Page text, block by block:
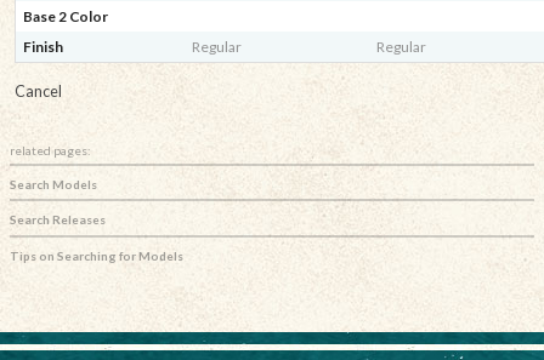
Base 2 Color
Finish
Regular Regular
Cancel
related pages:
Search Models
Search Releases
Tips on Searching for Models